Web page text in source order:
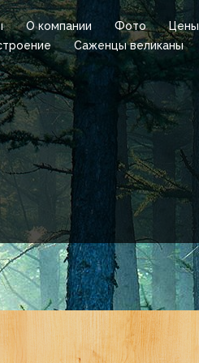
О компании Фото Цены
Саженцы великаны